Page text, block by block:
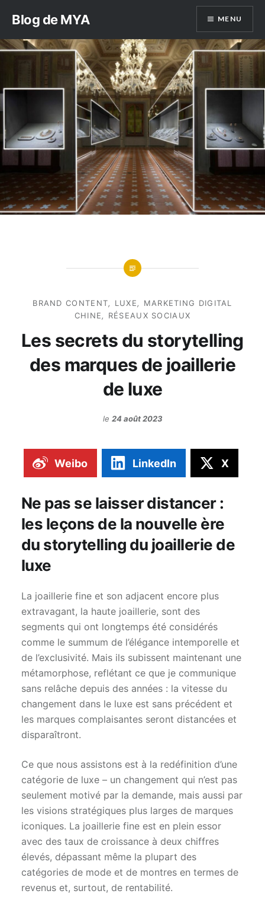
contenu
Blog de MYA MENU
BRAND CONTENT, LUXE, MARKETING DIGITAL
CHINE, RÉSEAUX SOCIAUX
Les secrets du storytelling
des marques de joaillerie
de luxe
le 24 août 2023
Weibo LinkedIn X
Ne pas se laisser distancer :
les leçons de la nouvelle ère
du storytelling du joaillerie de
luxe
La joaillerie fine et son adjacent encore plus
extravagant, la haute joaillerie, sont des
segments qui ont longtemps été considérés
comme le summum de l’élégance intemporelle et
de l’exclusivité. Mais ils subissent maintenant une
métamorphose, reflétant ce que je communique
sans relâche depuis des années : la vitesse du
changement dans le luxe est sans précédent et
les marques complaisantes seront distancées et
disparaîtront.
Ce que nous assistons est à la redéfinition d’une
catégorie de luxe – un changement qui n’est pas
seulement motivé par la demande, mais aussi par
les visions stratégiques plus larges de marques
iconiques. La joaillerie fine est en plein essor
avec des taux de croissance à deux chiffres
élevés, dépassant même la plupart des
catégories de mode et de montres en termes de
revenus et, surtout, de rentabilité.